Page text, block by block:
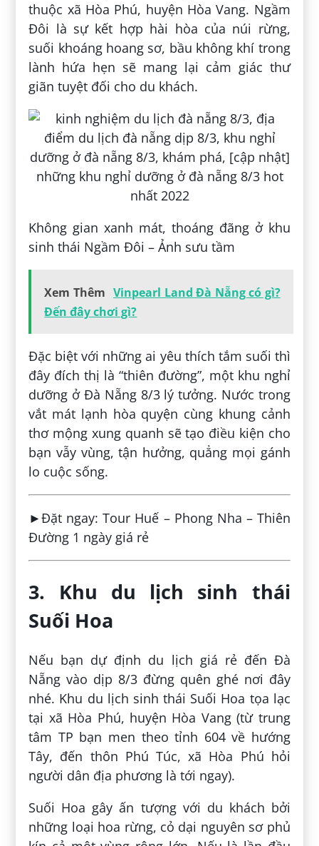
thuộc xã Hòa Phú, huyện Hòa Vang. Ngầm
Đôi là sự kết hợp hài hòa của núi rừng,
suối khoáng hoang sơ, bầu không khí trong
lành hứa hẹn sẽ mang lại cảm giác thư
giãn tuyệt đối cho du khách.
Không gian xanh mát, thoáng đãng ở khu
sinh thái Ngầm Đôi – Ảnh sưu tầm
Xem Thêm Vinpearl Land Đà Nẵng có gì?
Đến đây chơi gì?
Đặc biệt với những ai yêu thích tắm suối thì
đây đích thị là “thiên đường”, một khu nghỉ
dưỡng ở Đà Nẵng 8/3 lý tưởng. Nước trong
vắt mát lạnh hòa quyện cùng khung cảnh
thơ mộng xung quanh sẽ tạo điều kiện cho
bạn vẫy vùng, tận hưởng, quẳng mọi gánh
lo cuộc sống.
►Đặt ngay: Tour Huế – Phong Nha – Thiên
Đường 1 ngày giá rẻ
3. Khu du lịch sinh thái
Suối Hoa
Nếu bạn dự định du lịch giá rẻ đến Đà
Nẵng vào dịp 8/3 đừng quên ghé nơi đây
nhé. Khu du lịch sinh thái Suối Hoa tọa lạc
tại xã Hòa Phú, huyện Hòa Vang (từ trung
tâm TP bạn men theo tỉnh 604 về hướng
Tây, đến thôn Phú Túc, xã Hòa Phú hỏi
người dân địa phương là tới ngay).
Suối Hoa gây ấn tượng với du khách bởi
những loại hoa rừng, cỏ dại nguyên sơ phủ